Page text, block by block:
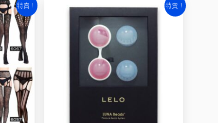
特賣！ 特賣！
始
價
格：
NT$2,880。
前
價
格：
NT$2,080。